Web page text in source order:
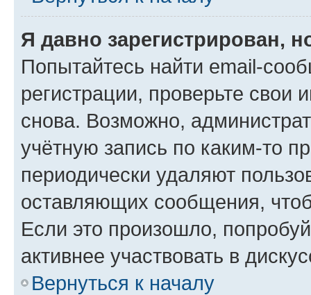
Я давно зарегистрирован,
Попытайтесь найти email-
регистрации, проверьте свои
снова. Возможно,
учётную запись по каким-то
периодически удаляют
оставляющих сообщения,
Если это произошло,
активнее участвовать в
Вернуться к началу